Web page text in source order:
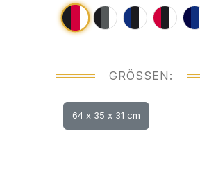
GRÖSSEN:
64 x 35 x 31 cm